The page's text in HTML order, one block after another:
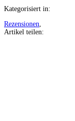
Kategorisiert in:
Rezensionen
Artikel teilen: